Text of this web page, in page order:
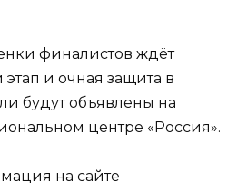
финалистов ждёт
и очная защита в
будут объявлены на
центре «Россия».
на сайте